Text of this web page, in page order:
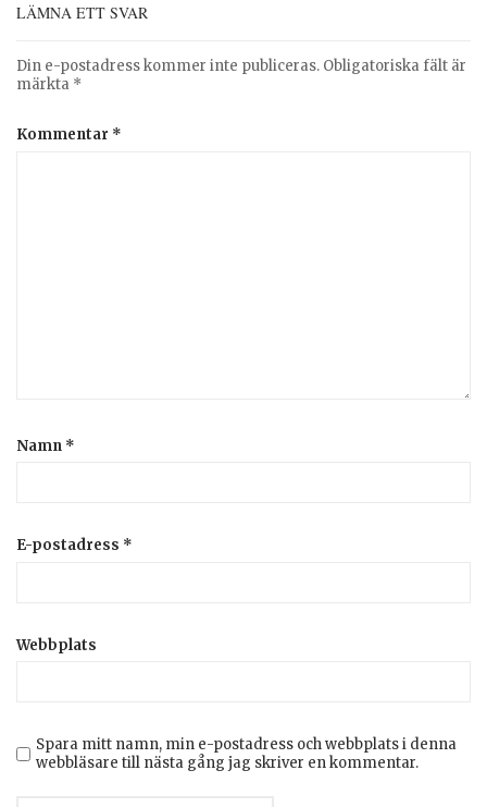
LÄMNA ETT SVAR
Din e-postadress kommer inte publiceras. Obligatoriska fält är
märkta *
Kommentar *
Namn *
E-postadress *
Webbplats
Spara mitt namn, min e-postadress och webbplats i denna
webbläsare till nästa gång jag skriver en kommentar.